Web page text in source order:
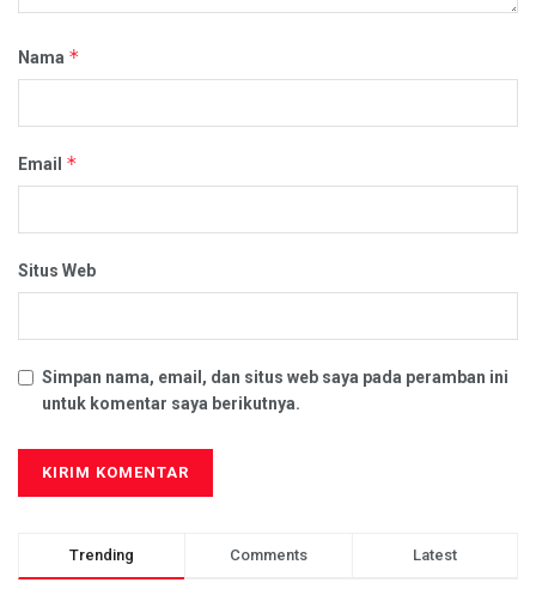
Nama *
Email *
Situs Web
Simpan nama, email, dan situs web saya pada peramban ini
untuk komentar saya berikutnya.
Trending Comments Latest